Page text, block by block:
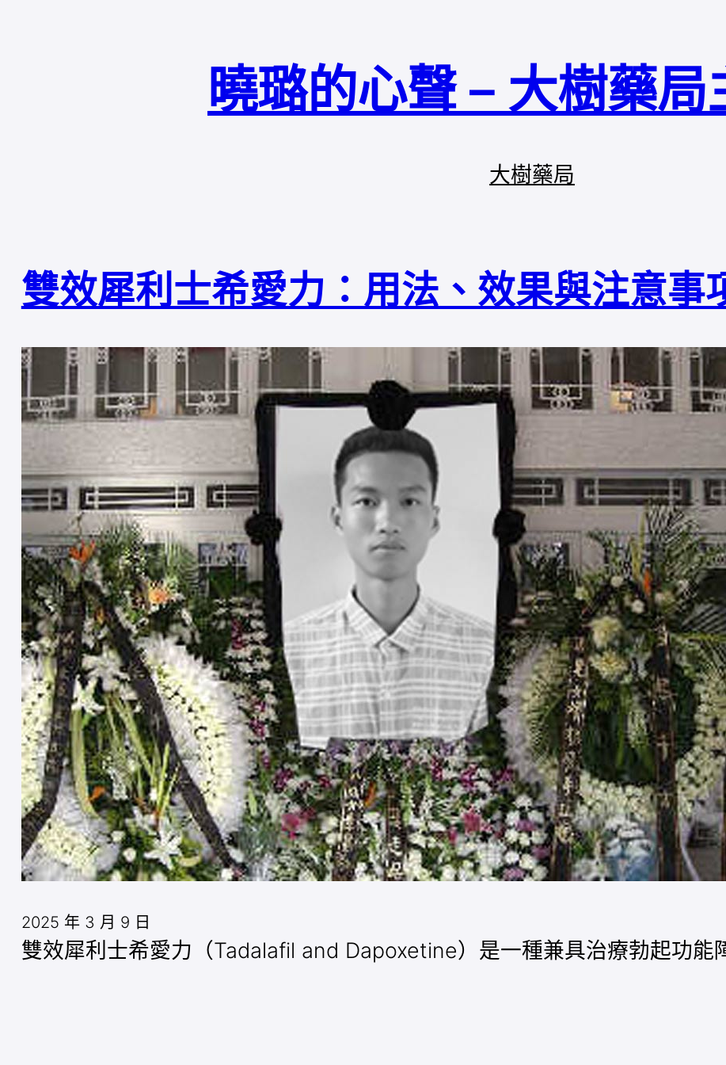
曉璐的心聲 – 大樹藥局
大樹藥局
雙效犀利士希愛力：用法、效果與注意事
2025 年 3 月 9 日
雙效犀利士希愛力（Tadalafil and Dapoxetine）是一種兼具治療勃起功能